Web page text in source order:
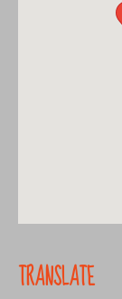
TRANSLATE